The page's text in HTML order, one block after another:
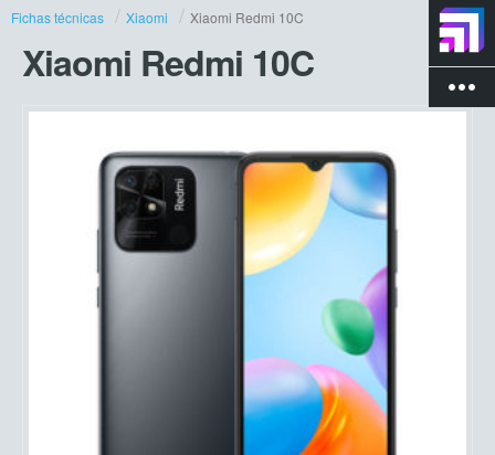
more_vert
Fichas técnicas Xiaomi Xiaomi Redmi 10C
Xiaomi Redmi 10C